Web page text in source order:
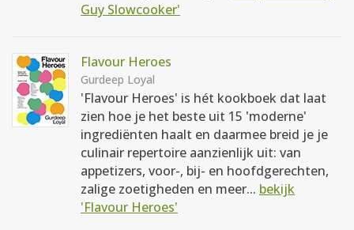
Guy Slowcooker'
Flavour Heroes
Gurdeep Loyal
'Flavour Heroes' is hét kookboek dat laat
zien hoe je het beste uit 15 'moderne'
ingrediënten haalt en daarmee breid je je
culinair repertoire aanzienlijk uit: van
appetizers, voor-, bij- en hoofdgerechten,
zalige zoetigheden en meer... bekijk
'Flavour Heroes'